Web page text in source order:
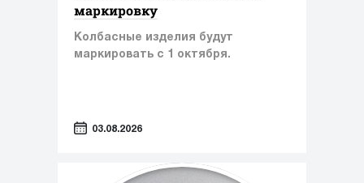
маркировку
Колбасные изделия будут
маркировать с 1 октября.
03.08.2026